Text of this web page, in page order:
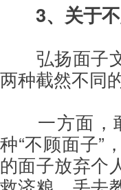
3、关于
弘扬面子
两种截然不同
一方面，
种“不顾面子”
的面子放弃个